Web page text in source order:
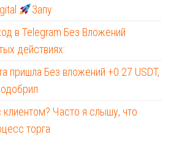
Запу
в Telegram Без Вложений
действиях:
пришла Без вложений +0.27 USDT,
клиентом? Часто я слышу, что
торга